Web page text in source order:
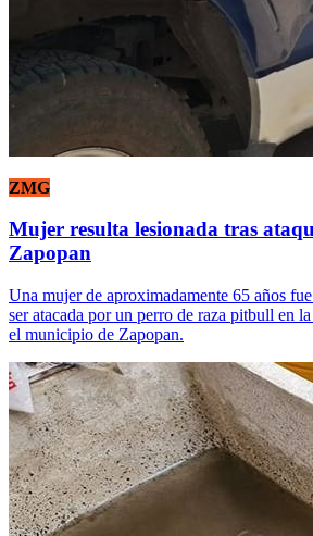
ZMG
Mujer resulta lesionada tras
Zapopan
Una mujer de aproximadamente 65 años
ser atacada por un perro de raza pitbull en
el municipio de Zapopan.